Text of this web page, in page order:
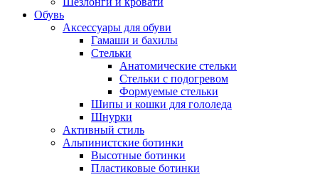
Обувь
Аксессуары для обуви
Гамаши и бахилы
Стельки
Анатомические стельки
Стельки с подогревом
Формуемые стельки
Шипы и кошки для гололеда
Шнурки
Активный стиль
Альпинистские ботинки
Высотные ботинки
Пластиковые ботинки